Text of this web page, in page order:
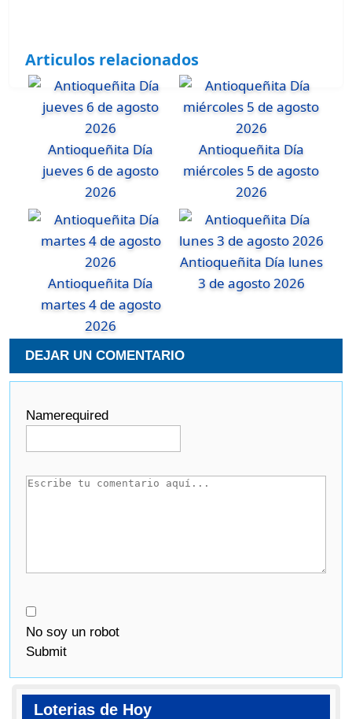
Articulos relacionados
Antioqueñita Día
jueves 6 de agosto
2026
Antioqueñita Día
miércoles 5 de agosto
2026
Antioqueñita Día
martes 4 de agosto
2026
Antioqueñita Día lunes
3 de agosto 2026
DEJAR UN COMENTARIO
Namerequired
No soy un robot
Submit
Loterias de Hoy